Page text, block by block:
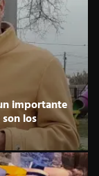
importante
los